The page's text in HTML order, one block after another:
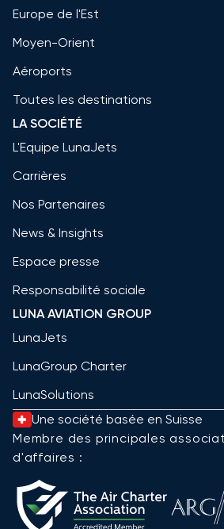
Europe de l'Est
Moyen-Orient
Aéroports
Toutes les destinations
LA SOCIÉTÉ
L'Equipe LunaJets
Carrières
Nos Partenaires
News & Insights
Espace presse
Responsabilité sociale
LUNA AVIATION GROUP
LunaJets
LunaGroup Charter
LunaSolutions
Une société basée en Suisse
Membre des principales
d'affaires :